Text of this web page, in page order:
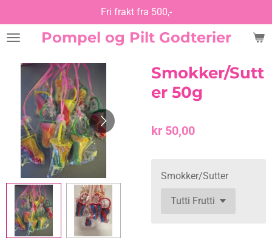
til
hovedinnholdPompel og Pilt Godterier
Fri frakt fra 500,-
Smokker/Sutt
er 50g
kr 50,00
Smokker/Sutter